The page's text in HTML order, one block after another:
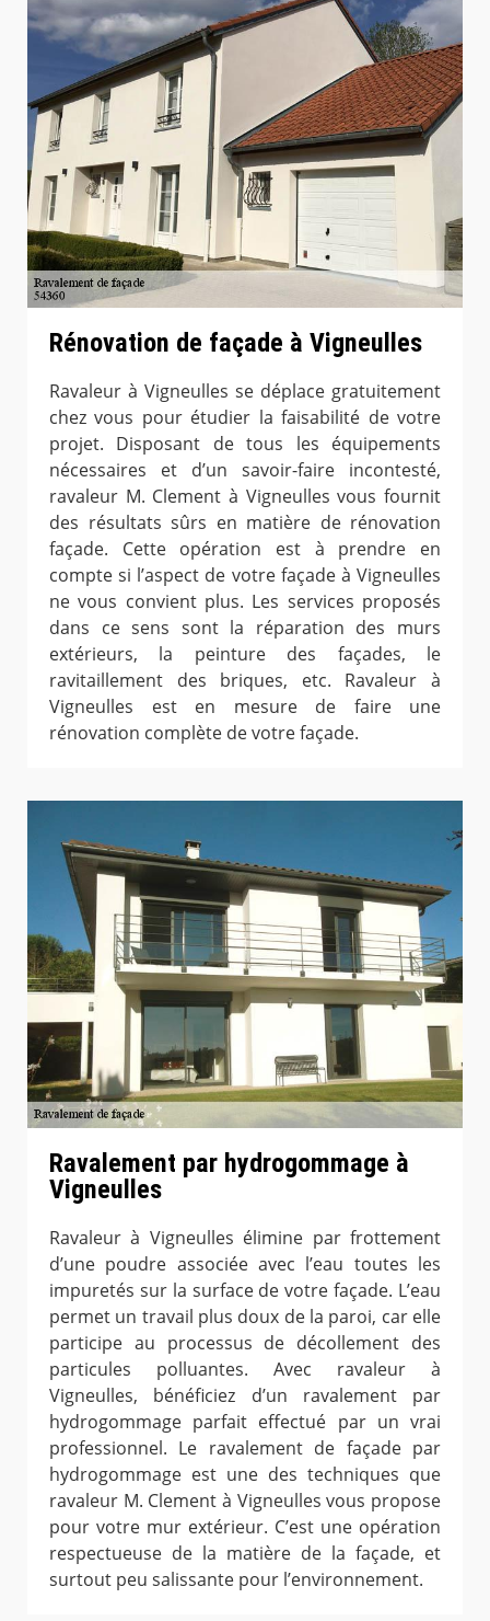
Rénovation de façade à Vigneulles
Ravaleur à Vigneulles se déplace gratuitement
chez vous pour étudier la faisabilité de votre
projet. Disposant de tous les équipements
nécessaires et d’un savoir-faire incontesté,
ravaleur M. Clement à Vigneulles vous fournit
des résultats sûrs en matière de rénovation
façade. Cette opération est à prendre en
compte si l’aspect de votre façade à Vigneulles
ne vous convient plus. Les services proposés
dans ce sens sont la réparation des murs
extérieurs, la peinture des façades, le
ravitaillement des briques, etc. Ravaleur à
Vigneulles est en mesure de faire une
rénovation complète de votre façade.
Ravalement par hydrogommage à
Vigneulles
Ravaleur à Vigneulles élimine par frottement
d’une poudre associée avec l’eau toutes les
impuretés sur la surface de votre façade. L’eau
permet un travail plus doux de la paroi, car elle
participe au processus de décollement des
particules polluantes. Avec ravaleur à
Vigneulles, bénéficiez d’un ravalement par
hydrogommage parfait effectué par un vrai
professionnel. Le ravalement de façade par
hydrogommage est une des techniques que
ravaleur M. Clement à Vigneulles vous propose
pour votre mur extérieur. C’est une opération
respectueuse de la matière de la façade, et
surtout peu salissante pour l’environnement.